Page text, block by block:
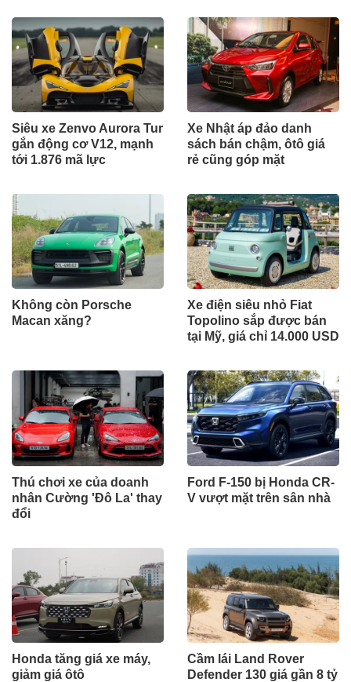
Siêu xe Zenvo Aurora Tur
gắn động cơ V12, mạnh
tới 1.876 mã lực
Xe Nhật áp đảo danh
sách bán chậm, ôtô giá
rẻ cũng góp mặt
Không còn Porsche
Macan xăng?
Xe điện siêu nhỏ Fiat
Topolino sắp được bán
tại Mỹ, giá chỉ 14.000 USD
Thú chơi xe của doanh
nhân Cường 'Đô La' thay
đổi
Ford F-150 bị Honda CR-
V vượt mặt trên sân nhà
Honda tăng giá xe máy,
giảm giá ôtô
Cầm lái Land Rover
Defender 130 giá gần 8 tỷ